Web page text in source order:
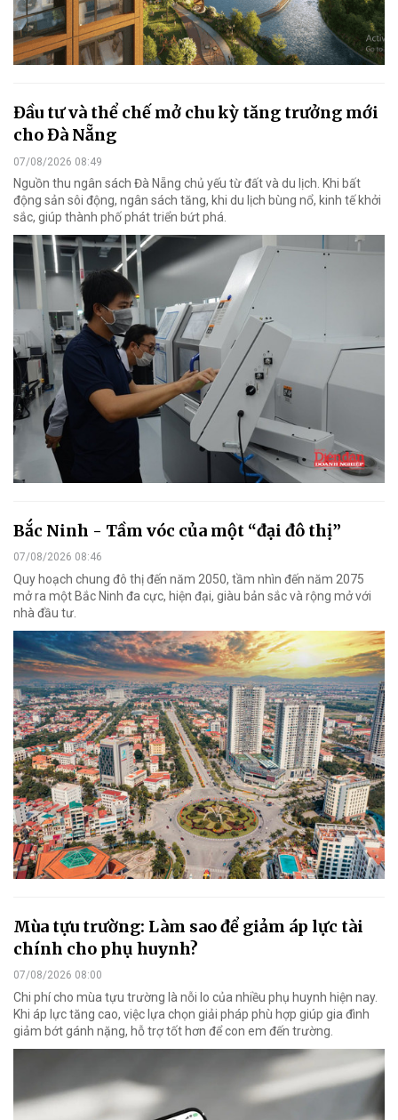
Đầu tư và thể chế mở chu kỳ tăng trưởng mới
cho Đà Nẵng
07/08/2026 08:49
Nguồn thu ngân sách Đà Nẵng chủ yếu từ đất và du lịch. Khi bất
động sản sôi động, ngân sách tăng, khi du lịch bùng nổ, kinh tế khởi
sắc, giúp thành phố phát triển bứt phá.
Bắc Ninh - Tầm vóc của một “đại đô thị”
07/08/2026 08:46
Quy hoạch chung đô thị đến năm 2050, tầm nhìn đến năm 2075
mở ra một Bắc Ninh đa cực, hiện đại, giàu bản sắc và rộng mở với
nhà đầu tư.
Mùa tựu trường: Làm sao để giảm áp lực tài
chính cho phụ huynh?
07/08/2026 08:00
Chi phí cho mùa tựu trường là nỗi lo của nhiều phụ huynh hiện nay.
Khi áp lực tăng cao, việc lựa chọn giải pháp phù hợp giúp gia đình
giảm bớt gánh nặng, hỗ trợ tốt hơn để con em đến trường.